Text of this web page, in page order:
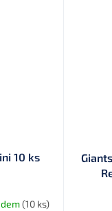
10 ks
(10 ks)